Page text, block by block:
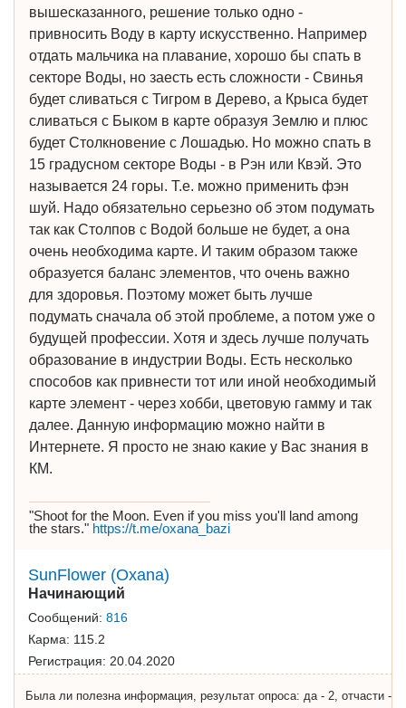
вышесказанного, решение только одно -
привносить Воду в карту искусственно. Например
отдать мальчика на плавание, хорошо бы спать в
секторе Воды, но заесть есть сложности - Свинья
будет сливаться с Тигром в Дерево, а Крыса будет
сливаться с Быком в карте образуя Землю и плюс
будет Столкновение с Лошадью. Но можно спать в
15 градусном секторе Воды - в Рэн или Квэй. Это
называется 24 горы. Т.е. можно применить фэн
шуй. Надо обязательно серьезно об этом подумать
так как Столпов с Водой больше не будет, а она
очень необходима карте. И таким образом также
образуется баланс элементов, что очень важно
для здоровья. Поэтому может быть лучше
подумать сначала об этой проблеме, а потом уже о
будущей профессии. Хотя и здесь лучше получать
образование в индустрии Воды. Есть несколько
способов как привнести тот или иной необходимый
карте элемент - через хобби, цветовую гамму и так
далее. Данную информацию можно найти в
Интернете. Я просто не знаю какие у Вас знания в
КМ.
"Shoot for the Moon. Even if you miss you'll land among
the stars." https://t.me/oxana_bazi
SunFlower (Oxana)
Начинающий
Сообщений: 816
Карма: 115.2
Регистрация: 20.04.2020
Была ли полезна информация, результат опроса: да - 2, отчасти -